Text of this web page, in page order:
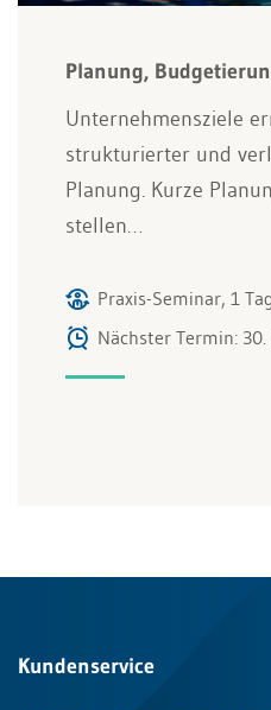
Planung,
Unternehmensziele
strukturierter und
Planung. Kurze
stellen…
Praxis-Seminar, 1
Nächster Termin:
Kundenservice